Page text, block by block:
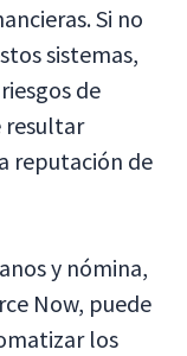
Si no
sistemas,
de
resultar
reputación de
y nómina,
Now, puede
los